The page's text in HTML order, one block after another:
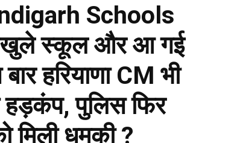
Schools
खुले स्कूल और आ गई
हरियाणा CM भी
हड़कंप, पुलिस फिर
मिली धमकी ?